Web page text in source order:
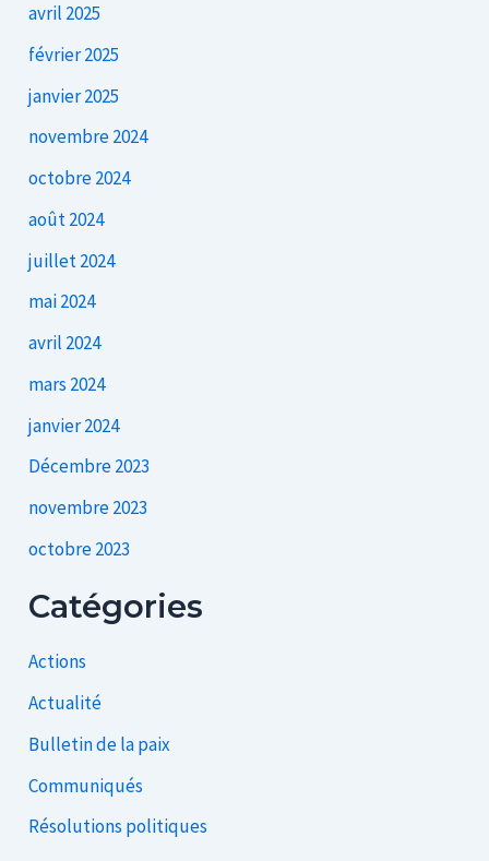
avril 2025
février 2025
janvier 2025
novembre 2024
octobre 2024
août 2024
juillet 2024
mai 2024
avril 2024
mars 2024
janvier 2024
Décembre 2023
novembre 2023
octobre 2023
Catégories
Actions
Actualité
Bulletin de la paix
Communiqués
Résolutions politiques